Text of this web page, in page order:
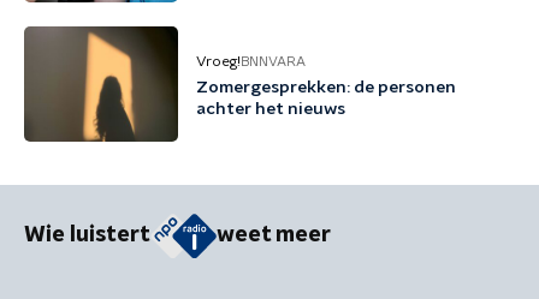
Vroeg! BNNVARA
Zomergesprekken: de personen
achter het nieuws
Wie luistert weet meer